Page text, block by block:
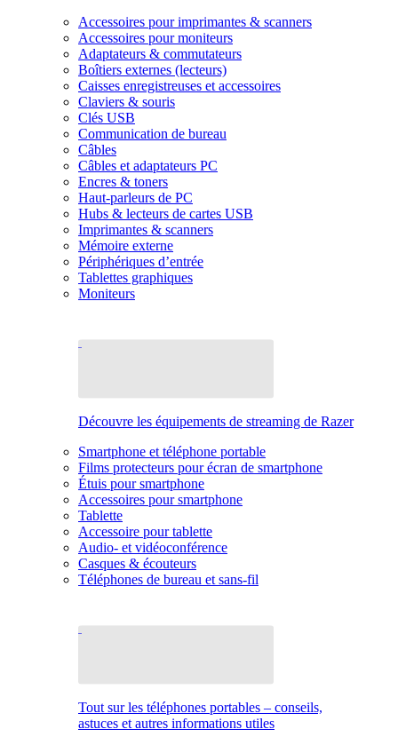
Accessoires pour imprimantes & scanners
Accessoires pour moniteurs
Adaptateurs & commutateurs
Boîtiers externes (lecteurs)
Caisses enregistreuses et accessoires
Claviers & souris
Clés USB
Communication de bureau
Câbles
Câbles et adaptateurs PC
Encres & toners
Haut-parleurs de PC
Hubs & lecteurs de cartes USB
Imprimantes & scanners
Mémoire externe
Périphériques d’entrée
Tablettes graphiques
Moniteurs
Découvre les équipements de streaming de Razer
Smartphone et téléphone portable
Films protecteurs pour écran de smartphone
Étuis pour smartphone
Accessoires pour smartphone
Tablette
Accessoire pour tablette
Audio- et vidéoconférence
Casques & écouteurs
Téléphones de bureau et sans-fil
Tout sur les téléphones portables – conseils,
astuces et autres informations utiles